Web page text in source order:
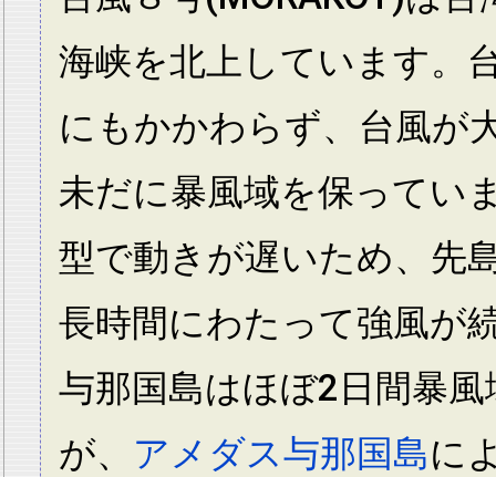
海峡を北上しています。
にもかかわらず、台風が
未だに暴風域を保ってい
型で動きが遅いため、先
長時間にわたって強風が
与那国島はほぼ2日間暴
が、 アメダス与那国島に